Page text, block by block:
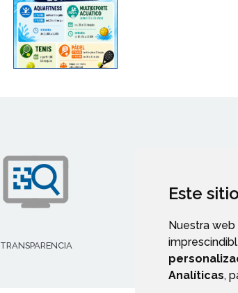
Este
Nuestra
Analíticas,
TRANSPARENCIA AYUDAS Y